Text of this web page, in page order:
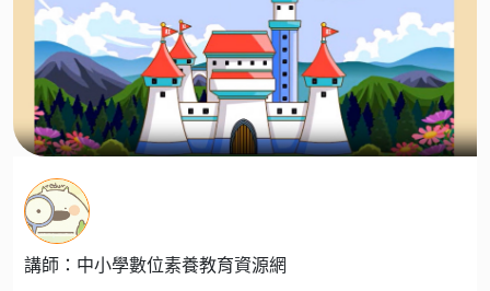
講師：中小學數位素養教育資源網